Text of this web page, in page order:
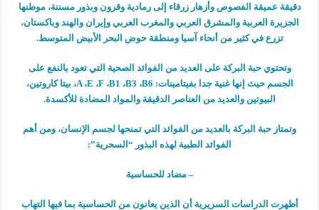
دقيقة عميقة الفصوص وأزهار زرقاء إلى رمادية وقرون وبذور مسننة، موطنها
الجزيرة العربية والمشرق العربي والمغرب العربي وإيران والهند وباكستان،
تزرع في كثير من أنحاء آسيا ومنطقة حوض البحر الأبيض المتوسط.
وتحتوي حبة البركة على العديد من الفوائد الصحية التي تعود بالنفع على
الجسم حيث إنها غنية جدا بفيتامينات: A ،E ،F ،B1 ،B3 ،B6، بيتا كاروتين،
البيوتين والعديد من العناصر الدقيقة والمواد المضادة للأكسدة.
وتمتاز حبة البركة بالعديد من الفوائد التي تمنحها لجسم الإنسان، ومن أهم
الفوائد الطبية لهذه البذور “السحرية”:
– مضاد للحساسية
أظهرت الدراسات السريرية أن الذين يعانون من الحساسية بما فيها التهاب